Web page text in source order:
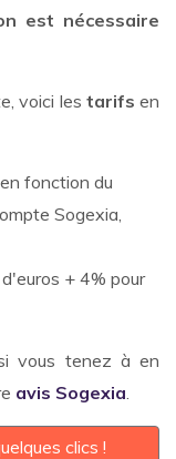
est nécessaire
voici les tarifsen
fonction du
Sogexia,
+ 4% pour
vous tenez à en
avis Sogexia
clics !